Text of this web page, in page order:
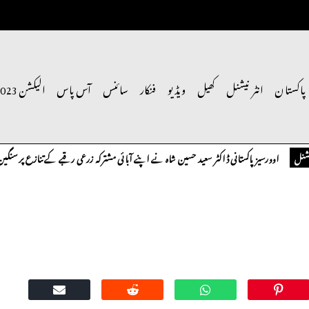
پاکستان انٹر نیشنل کھیل ویڈیو فنکار سائنس آس پاس الیکشن 2023
اوورسیز پاکستانی ڈاکٹر سعید حسین شاہ نے اپنے آبائی مشترکہ زرعی رقبے کے تنازع پر سنگین